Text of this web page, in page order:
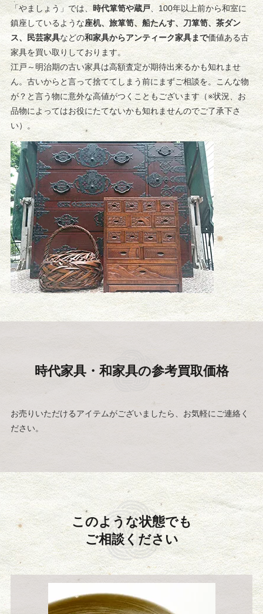
「やましょう」では、時代箪笥や蔵戸、100年以上前から和室に
鎮座しているような座机、旅箪笥、船たんす、刀箪笥、茶ダン
ス、民芸家具などの和家具からアンティーク家具まで価値ある古
家具を買い取りしております。
江戸～明治期の古い家具は高額査定が期待出来るかも知れませ
ん。古いからと言って捨ててしまう前にまずご相談を。こんな物
が？と言う物に意外な高値がつくこともございます（※状況、お
品物によってはお役にたてないかも知れませんのでご了承下さ
い）。
時代家具・和家具の参考買取価格
お売りいただけるアイテムがございましたら、お気軽にご連絡く
ださい。
このような状態でも
ご相談ください